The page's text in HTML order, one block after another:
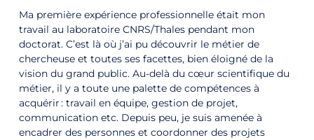
Ma première expérience professionnelle était mon
travail au laboratoire CNRS/Thales pendant mon
doctorat. C’est là où j’ai pu découvrir le métier de
chercheuse et toutes ses facettes, bien éloigné de la
vision du grand public. Au-delà du cœur scientifique du
métier, il y a toute une palette de compétences à
acquérir : travail en équipe, gestion de projet,
communication etc. Depuis peu, je suis amenée à
encadrer des personnes et coordonner des projets